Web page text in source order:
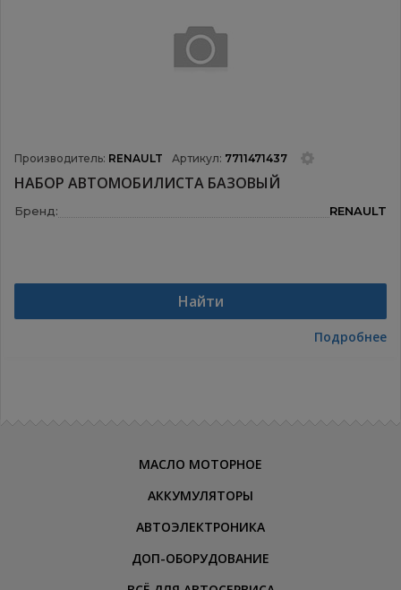
Производитель: RENAULT Артикул: 7711471437
НАБОР АВТОМОБИЛИСТА БАЗОВЫЙ
Бренд: RENAULT
Найти
Подробнее
МАСЛО МОТОРНОЕ
АККУМУЛЯТОРЫ
АВТОЭЛЕКТРОНИКА
ДОП-ОБОРУДОВАНИЕ